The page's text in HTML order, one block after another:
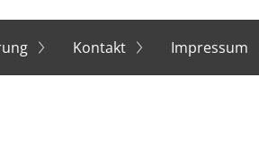
Kontakt Impressum